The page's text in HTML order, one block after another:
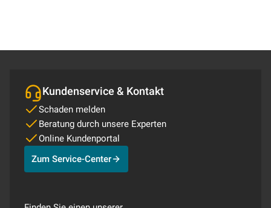
Kundenservice & Kontakt
Schaden melden
Beratung durch unsere Experten
Online Kundenportal
Zum Service-Center